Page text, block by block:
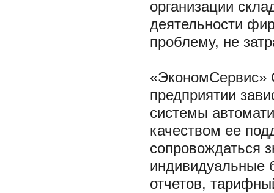
организации
деятельности
проблему, не
«ЭкономСервис»
предприятии
системы
качеством ее
сопровождаться
индивидуальные
отчетов,